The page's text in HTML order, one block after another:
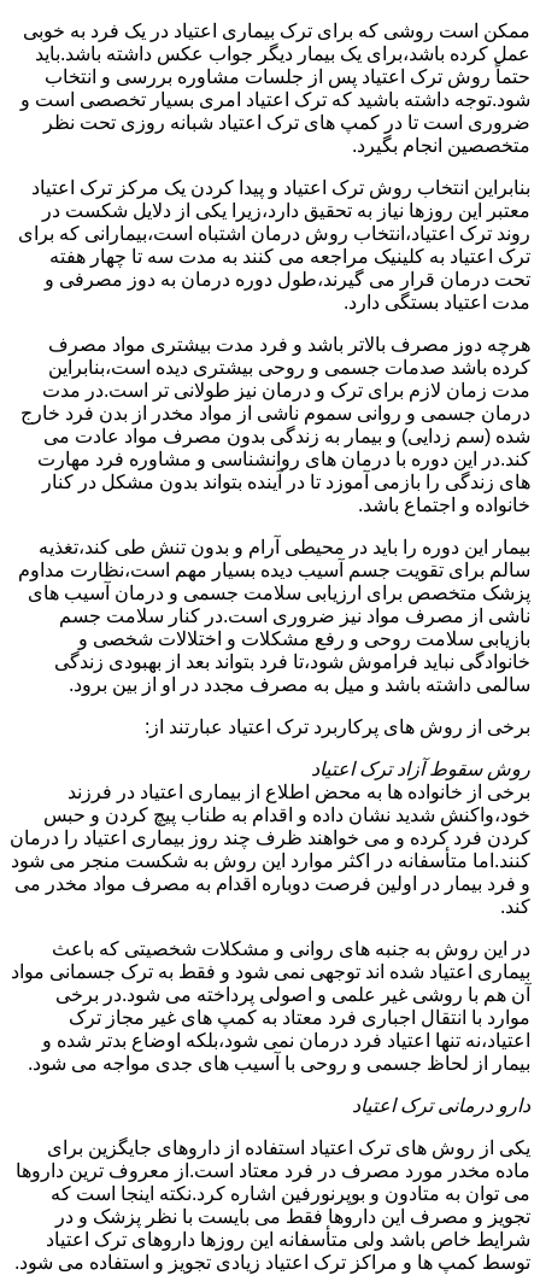
ممکن است روشی که برای ترک بیماری اعتیاد در یک فرد به خوبی
عمل کرده باشد،برای یک بیمار دیگر جواب عکس داشته باشد.باید
حتماً روش ترک اعتیاد پس از جلسات مشاوره بررسی و انتخاب
شود.توجه داشته باشید که ترک اعتیاد امری بسیار تخصصی است و
ضروری است تا در کمپ های ترک اعتیاد شبانه روزی تحت نظر
متخصصین انجام بگیرد.
بنابراین انتخاب روش ترک اعتیاد و پیدا کردن یک مرکز ترک اعتیاد
معتبر این روزها نیاز به تحقیق دارد،زیرا یکی از دلایل شکست در
روند ترک اعتیاد،انتخاب روش درمان اشتباه است،بیمارانی که برای
ترک اعتیاد به کلینیک مراجعه می کنند به مدت سه تا چهار هفته
تحت درمان قرار می گیرند،طول دوره درمان به دوز مصرفی و
مدت اعتیاد بستگی دارد.
هرچه دوز مصرف بالاتر باشد و فرد مدت بیشتری مواد مصرف
کرده باشد صدمات جسمی و روحی بیشتری دیده است،بنابراین
مدت زمان لازم برای ترک و درمان نیز طولانی تر است.در مدت
درمان جسمی و روانی سموم ناشی از مواد مخدر از بدن فرد خارج
شده (سم زدایی) و بیمار به زندگی بدون مصرف مواد عادت می
کند.در این دوره با درمان های روانشناسی و مشاوره فرد مهارت
های زندگی را بازمی آموزد تا در آینده بتواند بدون مشکل در کنار
خانواده و اجتماع باشد.
بیمار این دوره را باید در محیطی آرام و بدون تنش طی کند،تغذیه
سالم برای تقویت جسم آسیب دیده بسیار مهم است،نظارت مداوم
پزشک متخصص برای ارزیابی سلامت جسمی و درمان آسیب های
ناشی از مصرف مواد نیز ضروری است.در کنار سلامت جسم
بازیابی سلامت روحی و رفع مشکلات و اختلالات شخصی و
خانوادگی نباید فراموش شود،تا فرد بتواند بعد از بهبودی زندگی
سالمی داشته باشد و میل به مصرف مجدد در او از بین برود.
برخی از روش های پرکاربرد ترک اعتیاد عبارتند از:
روش سقوط آزاد ترک اعتیاد
برخی از خانواده ها به محض اطلاع از بیماری اعتیاد در فرزند
خود،واکنش شدید نشان داده و اقدام به طناب پیچ کردن و حبس
کردن فرد کرده و می خواهند ظرف چند روز بیماری اعتیاد را درمان
کنند.اما متأسفانه در اکثر موارد این روش به شکست منجر می شود
و فرد بیمار در اولین فرصت دوباره اقدام به مصرف مواد مخدر می
کند.
در این روش به جنبه های روانی و مشکلات شخصیتی که باعث
بیماری اعتیاد شده اند توجهی نمی شود و فقط به ترک جسمانی مواد
آن هم با روشی غیر علمی و اصولی پرداخته می شود.در برخی
موارد با انتقال اجباری فرد معتاد به کمپ های غیر مجاز ترک
اعتیاد،نه تنها اعتیاد فرد درمان نمی شود،بلکه اوضاع بدتر شده و
بیمار از لحاظ جسمی و روحی با آسیب های جدی مواجه می شود.
دارو درمانی ترک اعتیاد
یکی از روش های ترک اعتیاد استفاده از داروهای جایگزین برای
ماده مخدر مورد مصرف در فرد معتاد است.از معروف ترین داروها
می توان به متادون و بوپرنورفین اشاره کرد.نکته اینجا است که
تجویز و مصرف این داروها فقط می بایست با نظر پزشک و در
شرایط خاص باشد ولی متأسفانه این روزها داروهای ترک اعتیاد
توسط کمپ ها و مراکز ترک اعتیاد زیادی تجویز و استفاده می شود.